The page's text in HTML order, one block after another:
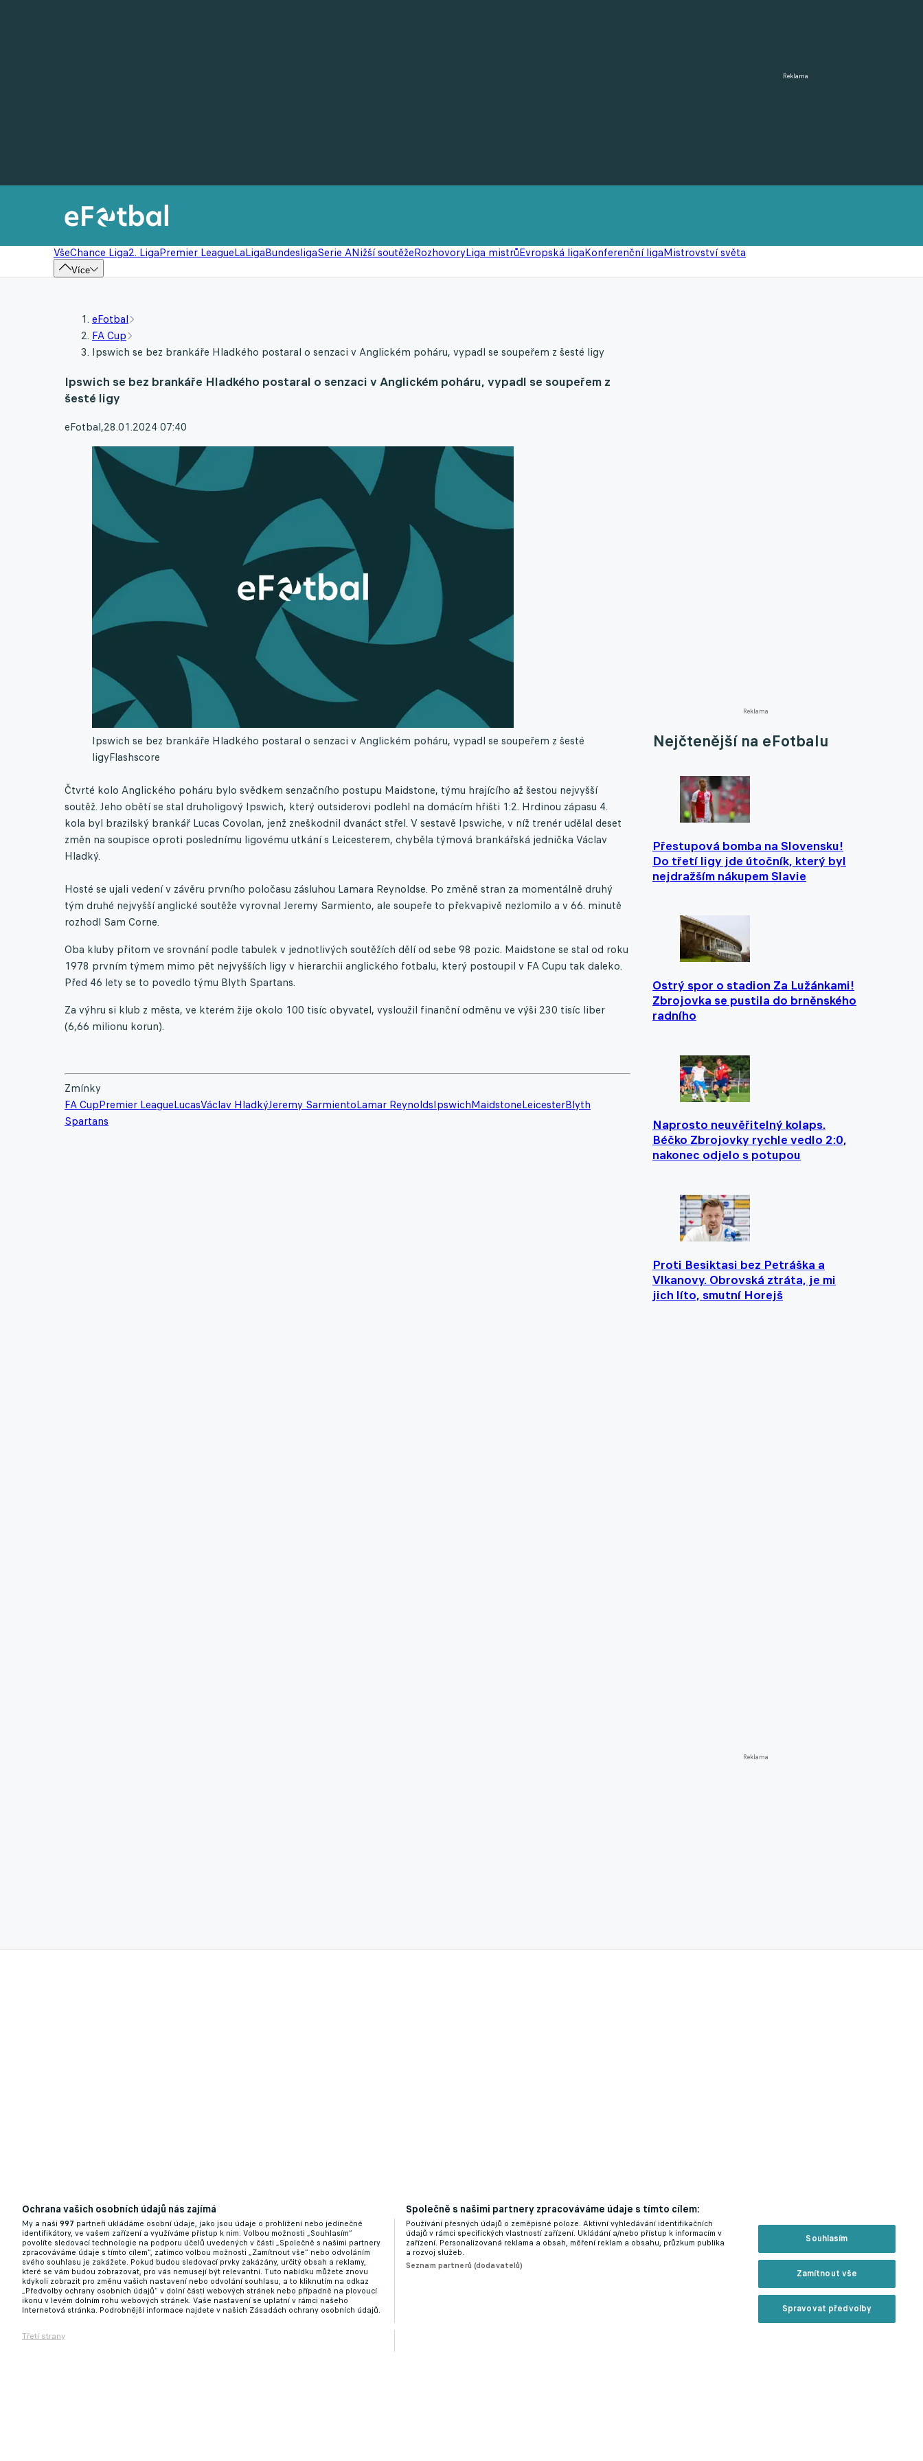
Reklama
VšeChance Liga2. LigaPremier LeagueLaLigaBundesligaSerie ANižší soutěžeRozhovoryLiga mistrůEvropská ligaKonferenční ligaMistrovství světa
Více
Reklama
Nejčtenější na eFotbalu
Přestupová bomba na Slovensku!
Do třetí ligy jde útočník, který byl
nejdražším nákupem Slavie
Ostrý spor o stadion Za Lužánkami!
Zbrojovka se pustila do brněnského
radního
Naprosto neuvěřitelný kolaps.
Béčko Zbrojovky rychle vedlo 2:0,
nakonec odjelo s potupou
Proti Besiktasi bez Petráška a
Vlkanovy. Obrovská ztráta, je mi
jich líto, smutní Horejš
Reklama
eFotbal
FA Cup
Ipswich se bez brankáře Hladkého postaral o senzaci v Anglickém poháru, vypadl se soupeřem z šesté ligy
Ipswich se bez brankáře Hladkého postaral o senzaci v Anglickém poháru, vypadl se soupeřem z
šesté ligy
eFotbal,28.01.2024 07:40
Ipswich se bez brankáře Hladkého postaral o senzaci v Anglickém poháru, vypadl se soupeřem z šesté
ligyFlashscore
Čtvrté kolo Anglického poháru bylo svědkem senzačního postupu Maidstone, týmu hrajícího až šestou nejvyšší
soutěž. Jeho obětí se stal druholigový Ipswich, který outsiderovi podlehl na domácím hřišti 1:2. Hrdinou zápasu 4.
kola byl brazilský brankář Lucas Covolan, jenž zneškodnil dvanáct střel. V sestavě Ipswiche, v níž trenér udělal deset
změn na soupisce oproti poslednímu ligovému utkání s Leicesterem, chyběla týmová brankářská jednička Václav
Hladký.
Hosté se ujali vedení v závěru prvního poločasu zásluhou Lamara Reynoldse. Po změně stran za momentálně druhý
tým druhé nejvyšší anglické soutěže vyrovnal Jeremy Sarmiento, ale soupeře to překvapivě nezlomilo a v 66. minutě
rozhodl Sam Corne.
Oba kluby přitom ve srovnání podle tabulek v jednotlivých soutěžích dělí od sebe 98 pozic. Maidstone se stal od roku
1978 prvním týmem mimo pět nejvyšších ligy v hierarchii anglického fotbalu, který postoupil v FA Cupu tak daleko.
Před 46 lety se to povedlo týmu Blyth Spartans.
Za výhru si klub z města, ve kterém žije okolo 100 tisíc obyvatel, vysloužil finanční odměnu ve výši 230 tisíc liber
(6,66 milionu korun).
Zmínky
FA CupPremier LeagueLucasVáclav HladkýJeremy SarmientoLamar ReynoldsIpswichMaidstoneLeicesterBlyth
Spartans
Ochrana vašich osobních údajů nás zajímá
My a naši 997 partneři ukládáme osobní údaje, jako jsou údaje o prohlížení nebo jedinečné
identifikátory, ve vašem zařízení a využíváme přístup k nim. Volbou možnosti „Souhlasím“
povolíte sledovací technologie na podporu účelů uvedených v části „Společně s našimi partnery
zpracováváme údaje s tímto cílem“, zatímco volbou možnosti „Zamítnout vše“ nebo odvoláním
svého souhlasu je zakážete. Pokud budou sledovací prvky zakázány, určitý obsah a reklamy,
které se vám budou zobrazovat, pro vás nemusejí být relevantní. Tuto nabídku můžete znovu
kdykoli zobrazit pro změnu vašich nastavení nebo odvolání souhlasu, a to kliknutím na odkaz
„Předvolby ochrany osobních údajů“ v dolní části webových stránek nebo případně na plovoucí
ikonu v levém dolním rohu webových stránek. Vaše nastavení se uplatní v rámci našeho
Internetová stránka. Podrobnější informace najdete v našich Zásadách ochrany osobních údajů.
Třetí strany
Společně s našimi partnery zpracováváme údaje s tímto cílem:
Používání přesných údajů o zeměpisné poloze. Aktivní vyhledávání identifikačních
údajů v rámci specifických vlastností zařízení. Ukládání a/nebo přístup k informacím v
zařízení. Personalizovaná reklama a obsah, měření reklam a obsahu, průzkum publika
a rozvoj služeb.
Seznam partnerů (dodavatelů)
Souhlasím
Zamítnout vše
Spravovat předvolby